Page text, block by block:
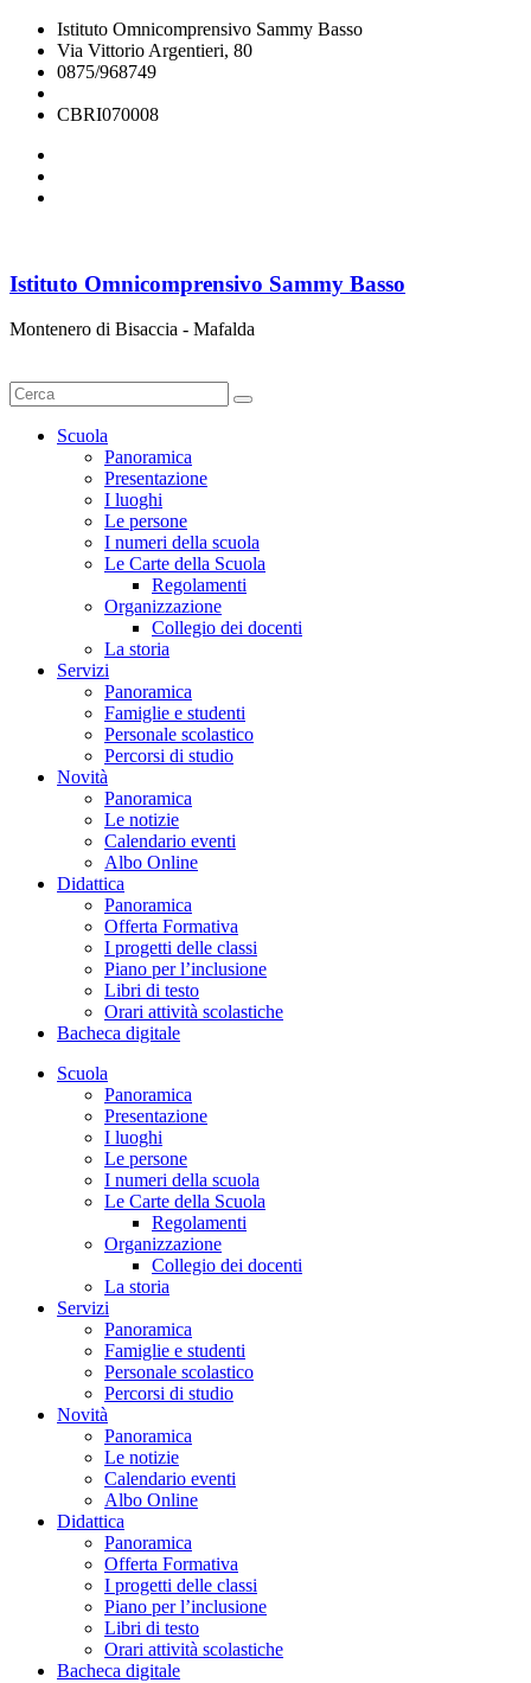
Istituto Omnicomprensivo Sammy Basso
Via Vittorio Argentieri, 80
0875/968749
CBRI070008
Istituto Omnicomprensivo Sammy Basso
Montenero di Bisaccia - Mafalda
Scuola
Panoramica
Presentazione
I luoghi
Le persone
I numeri della scuola
Le Carte della Scuola
Regolamenti
Organizzazione
Collegio dei docenti
La storia
Servizi
Panoramica
Famiglie e studenti
Personale scolastico
Percorsi di studio
Novità
Panoramica
Le notizie
Calendario eventi
Albo Online
Didattica
Panoramica
Offerta Formativa
I progetti delle classi
Piano per l’inclusione
Libri di testo
Orari attività scolastiche
Bacheca digitale
Scuola
Panoramica
Presentazione
I luoghi
Le persone
I numeri della scuola
Le Carte della Scuola
Regolamenti
Organizzazione
Collegio dei docenti
La storia
Servizi
Panoramica
Famiglie e studenti
Personale scolastico
Percorsi di studio
Novità
Panoramica
Le notizie
Calendario eventi
Albo Online
Didattica
Panoramica
Offerta Formativa
I progetti delle classi
Piano per l’inclusione
Libri di testo
Orari attività scolastiche
Bacheca digitale